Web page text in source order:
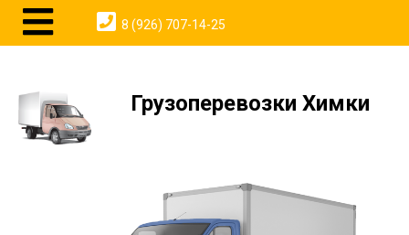
Грузоперевозки Химки
8 (926) 707-14-25